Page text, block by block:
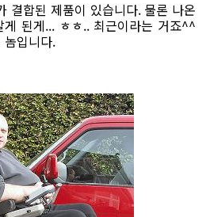
결합된 제품이 있습니다. 물론 나온
된게... ㅎㅎ.. 최근이라는 거죠^^
입니다.